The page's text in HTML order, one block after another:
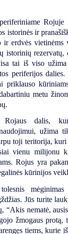
Rojuje
istorinės ir
erdvės vietinėms
istorinių rezervatų,
tai iš viso
periferijos
priklauso
metu
Rojaus dalis,
užima
toji teritorija, kuri
vienu milijonu
Rojus yra
kūrinijos
Jūs turite
“Akis nematė,
žmogaus protą,
tiems, kurie